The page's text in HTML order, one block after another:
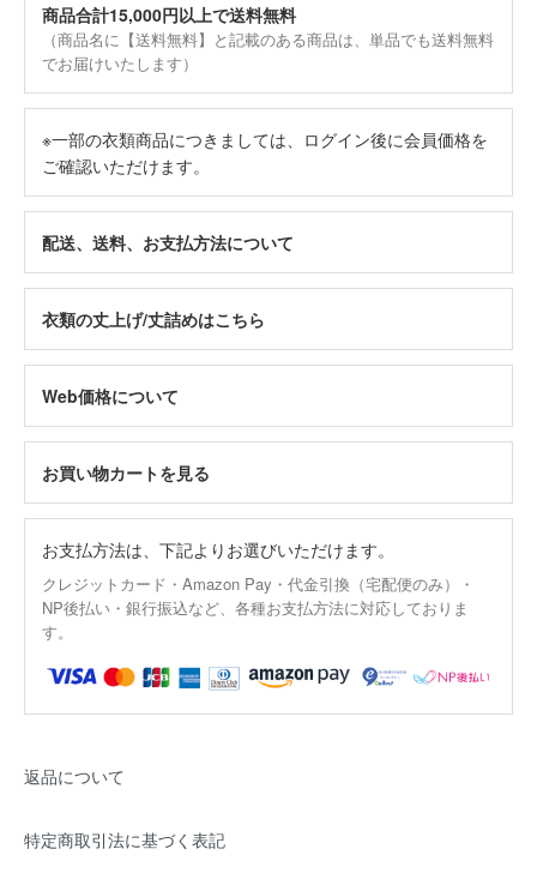
商品合計15,000円以上で送料無料
（商品名に【送料無料】と記載のある商品は、単品でも送料無料
でお届けいたします）
※一部の衣類商品につきましては、ログイン後に会員価格を
ご確認いただけます。
配送、送料、お支払方法について
衣類の丈上げ/丈詰めはこちら
Web価格について
お買い物カートを見る
お支払方法は、下記よりお選びいただけます。
クレジットカード・Amazon Pay・代金引換（宅配便のみ）・
NP後払い・銀行振込など、各種お支払方法に対応しておりま
す。
返品について
特定商取引法に基づく表記